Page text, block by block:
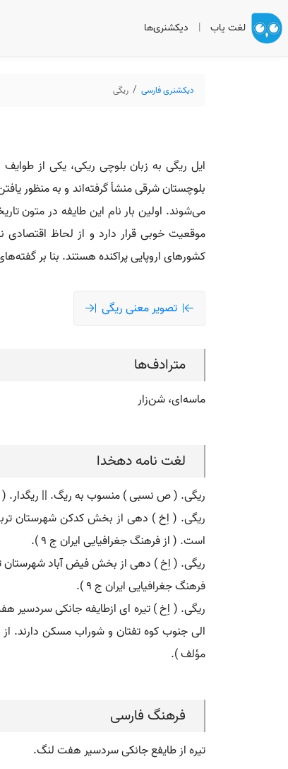
لغت یاب | دیکشنری‌ها
دیکشنری فارسی ریگی
ایل ریگی به زبان بلوچی ریکی، یکی از
بلوچستان شرقی منشأ گرفته‌اند و به منظور
موقعیت خوبی قرار دارد و از لحاظ
کشورهای اروپایی پراکنده هستند. بنا بر
تصویر معنی ریگی
مترادف‌ها
ماسه‌ای، شن‌زار
لغت نامه دهخدا
ریگی. ( ص نسبی ) منسوب به ریگ. || ریگدار. (
است. ( از فرهنگ جغرافیایی ایران ج 9 ).
فرهنگ جغرافیایی ایران ج 9 ).
الی جنوب کوه تفتان و شوراب مسکن دارند.
مؤلف ).
فرهنگ فارسی
تیره از طایفع جانکی سردسیر هفت لنگ.